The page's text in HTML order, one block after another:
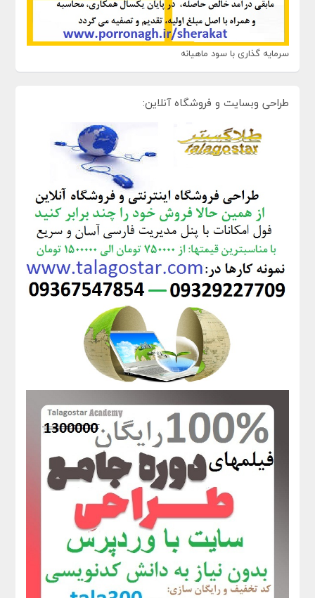
سرمایه گذاری با سود ماهیانه
طراحی وبسایت و فروشگاه آنلاین: